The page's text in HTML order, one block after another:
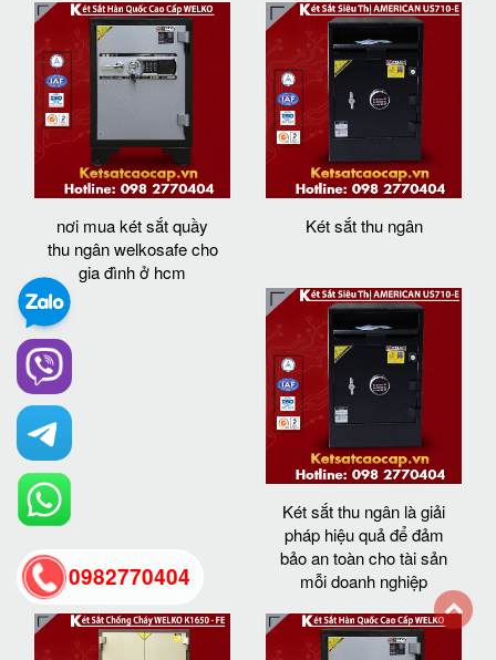
nơi mua két sắt quầy
thu ngân welkosafe cho
gia đình ở hcm
Két sắt thu ngân
Két sắt thu ngân là giải
pháp hiệu quả để đảm
bảo an toàn cho tài sản
mỗi doanh nghiệp
0982770404